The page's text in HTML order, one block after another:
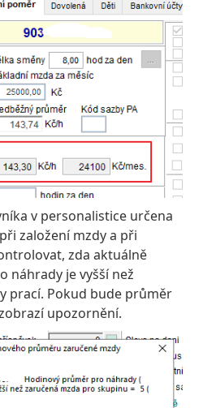
v personalistice určena
založení mzdy a při
zda aktuálně
náhrady je vyšší než
prací. Pokud bude průměr
upozornění.